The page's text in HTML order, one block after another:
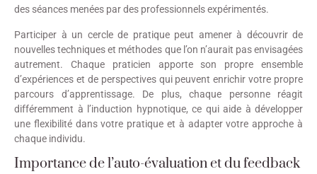
des séances menées par des professionnels expérimentés.
Participer à un cercle de pratique peut amener à découvrir de
nouvelles techniques et méthodes que l’on n’aurait pas envisagées
autrement. Chaque praticien apporte son propre ensemble
d’expériences et de perspectives qui peuvent enrichir votre propre
parcours d’apprentissage. De plus, chaque personne réagit
différemment à l’induction hypnotique, ce qui aide à développer
une flexibilité dans votre pratique et à adapter votre approche à
chaque individu.
Importance de l’auto-évaluation et du feedback